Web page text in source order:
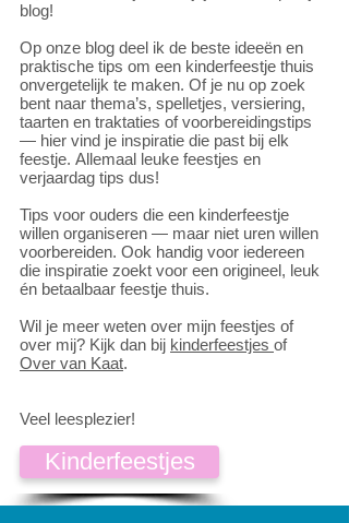
blog!
Op onze blog deel ik de beste ideeën en
praktische tips om een kinderfeestje thuis
onvergetelijk te maken. Of je nu op zoek
bent naar thema’s, spelletjes, versiering,
taarten en traktaties of voorbereidingstips
— hier vind je inspiratie die past bij elk
feestje. Allemaal leuke feestjes en
verjaardag tips dus!
Tips voor ouders die een kinderfeestje
willen organiseren — maar niet uren willen
voorbereiden. Ook handig voor iedereen
die inspiratie zoekt voor een origineel, leuk
én betaalbaar feestje thuis.
Wil je meer weten over mijn feestjes of
over mij? Kijk dan bij kinderfeestjes of
Over van Kaat.
Veel leesplezier!
Kinderfeestjes